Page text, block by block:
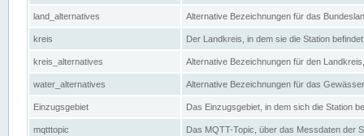
land_alternatives Alternative Bezeichnungen für das
kreis Der Landkreis, in dem sie die Station befindet
kreis_alternatives Alternative Bezeichnungen für den
water_alternatives Alternative Bezeichnungen für das
Einzugsgebiet Das Einzugsgebiet, in dem sich die Station
mqtttopic Das MQTT-Topic, über das Messdaten der